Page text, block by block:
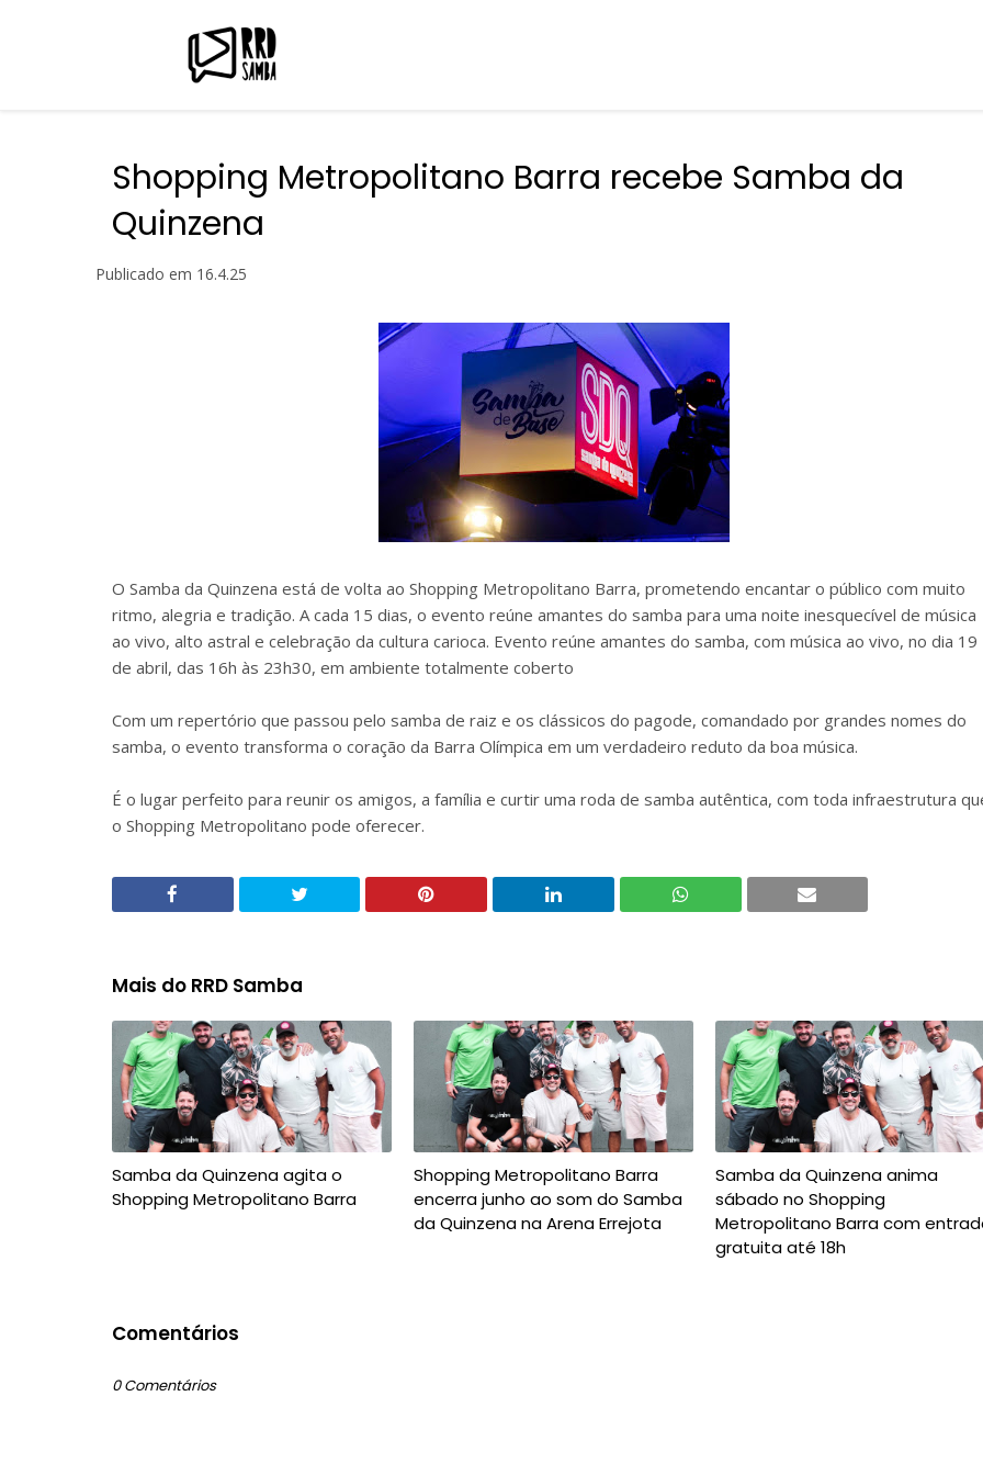
Shopping Metropolitano Barra recebe Samba da
Quinzena
Publicado em 16.4.25
O Samba da Quinzena está de volta ao Shopping Metropolitano Barra, prometendo encantar o público com muito
ritmo, alegria e tradição. A cada 15 dias, o evento reúne amantes do samba para uma noite inesquecível de música
ao vivo, alto astral e celebração da cultura carioca. Evento reúne amantes do samba, com música ao vivo, no dia 19
de abril, das 16h às 23h30, em ambiente totalmente coberto
Com um repertório que passou pelo samba de raiz e os clássicos do pagode, comandado por grandes nomes do
samba, o evento transforma o coração da Barra Olímpica em um verdadeiro reduto da boa música.
É o lugar perfeito para reunir os amigos, a família e curtir uma roda de samba autêntica, com toda infraestrutura
o Shopping Metropolitano pode oferecer.
Mais do RRD Samba
Samba da Quinzena agita o
Shopping Metropolitano Barra
Shopping Metropolitano Barra
encerra junho ao som do Samba
da Quinzena na Arena Errejota
Samba da Quinzena anima
sábado no Shopping
Metropolitano Barra com
gratuita até 18h
Comentários
0 Comentários